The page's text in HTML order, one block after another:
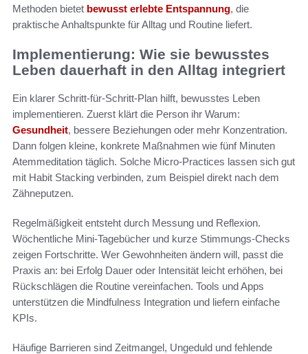
Methoden bietet bewusst erlebte Entspannung, die
praktische Anhaltspunkte für Alltag und Routine liefert.
Implementierung: Wie sie bewusstes
Leben dauerhaft in den Alltag integriert
Ein klarer Schritt-für-Schritt-Plan hilft, bewusstes Leben
implementieren. Zuerst klärt die Person ihr Warum:
Gesundheit, bessere Beziehungen oder mehr Konzentration.
Dann folgen kleine, konkrete Maßnahmen wie fünf Minuten
Atemmeditation täglich. Solche Micro-Practices lassen sich gut
mit Habit Stacking verbinden, zum Beispiel direkt nach dem
Zähneputzen.
Regelmäßigkeit entsteht durch Messung und Reflexion.
Wöchentliche Mini-Tagebücher und kurze Stimmungs-Checks
zeigen Fortschritte. Wer Gewohnheiten ändern will, passt die
Praxis an: bei Erfolg Dauer oder Intensität leicht erhöhen, bei
Rückschlägen die Routine vereinfachen. Tools und Apps
unterstützen die Mindfulness Integration und liefern einfache
KPIs.
Häufige Barrieren sind Zeitmangel, Ungeduld und fehlende